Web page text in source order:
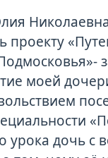
проекту
моей
урока дочь с